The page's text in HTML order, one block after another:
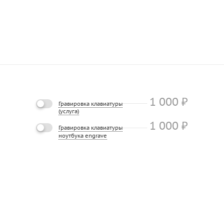
Гравировка клавиатуры
(услуга)
1 000 ₽
Гравировка клавиатуры
ноутбука engrave
1 000 ₽